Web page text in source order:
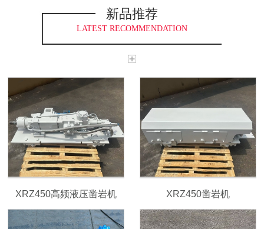
新品推荐
LATEST RECOMMENDATION
XRZ450高频液压凿岩机 XRZ450凿岩机